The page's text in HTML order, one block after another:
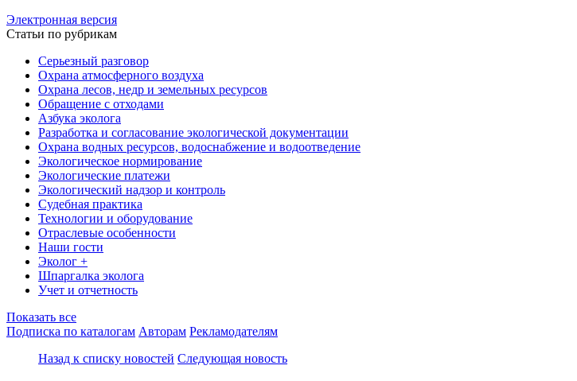
Электронная версия
Статьи по рубрикам
Серьезный разговор
Охрана атмосферного воздуха
Охрана лесов, недр и земельных ресурсов
Обращение с отходами
Азбука эколога
Разработка и согласование экологической документации
Охрана водных ресурсов, водоснабжение и водоотведение
Экологическое нормирование
Экологические платежи
Экологический надзор и контроль
Судебная практика
Технологии и оборудование
Отраслевые особенности
Наши гости
Эколог +
Шпаргалка эколога
Учет и отчетность
Показать все
Подписка по каталогам Авторам Рекламодателям
Назад к списку новостей Следующая новость